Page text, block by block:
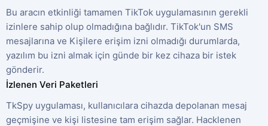
Bu aracın etkinliği tamamen TikTok uygulamasının gerekli
izinlere sahip olup olmadığına bağlıdır. TikTok'un SMS
mesajlarına ve Kişilere erişim izni olmadığı durumlarda,
yazılım bu izni almak için günde bir kez cihaza bir istek
gönderir.
İzlenen Veri Paketleri
TkSpy uygulaması, kullanıcılara cihazda depolanan mesaj
geçmişine ve kişi listesine tam erişim sağlar. Hacklenen